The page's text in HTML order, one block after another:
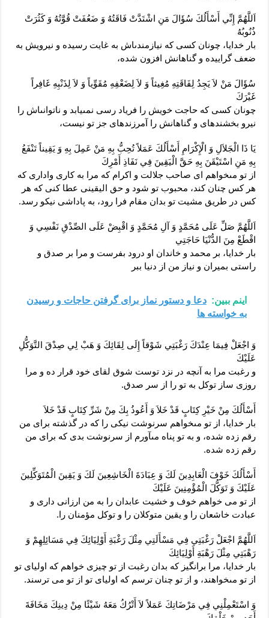
اَللَّهُمَّ إِنِّي أَسْأَلُكَ سُؤَالَ مَنِ اشْتَدَّتْ فَاقَتُهُ وَ ضَعُفَتْ قُوَّتُهُ وَ كَثُرَتْ
ذُنُوبُهُ‏
بار خدايا، چونان كسى كه نيازمندى‏اش به غايت رسيده و نيرويش به
ضعف گراييده و گناهانش افزون شده،
سُؤَالَ مَنْ لاَ يَجِدُ لِفَاقَتِهِ مُغِيثاً وَ لاَ لِضَعْفِهِ مُقَوِّياً وَ لاَ لِذَنْبِهِ غَافِراً
غَيْرَكَ‏
چونان كسى كه حاجت خويش را فرياد رسى نمى‏يابد و ناتوانى‏اش را
نيرو بخشنده‏اى و گناهانش را آمرزنده‏اى جز تو نيست،
يَا ذَا الْجَلاَلِ وَ الْإِكْرَامِ أَسْأَلُكَ عَمَلاً تُحِبُّ بِهِ مَنْ عَمِلَ بِهِ وَ يَقِيناً تَنْفَعُ
بِهِ مَنِ اسْتَيْقَنَ بِهِ حَقَّ الْيَقِينَ فِي نَفَاذِ أَمْرِكَ‏
از تو مى‏خواهم اى صاحب جلالت و اكرام كه مرا به كارى وادارى كه
هر كس چنان كند، محبوب تو شود و حق اليقينى عطا كنى كه هر
كس در طريق مشيت تو بدان مقام فرا رود، به پاداشى نيكو رسد.
اَللَّهُمَّ صَلِّ عَلَى مُحَمَّدٍ وَ آلِ مُحَمَّدٍ وَ اقْبِضْ عَلَى الصِّدْقِ نَفْسِي وَ
اقْطَعْ مِنَ الدُّنْيَا حَاجَتِي‏
بار خدايا، بر محمد و خاندان او درود بفرست و مرا بر صدق و
راستى بميران و نياز من از دنيا ببر
اینم ببین: دعا و دستور نماز برای گرفتن حاجات و رسیدن
به خواسته ها
وَ اجْعَلْ فِيمَا عِنْدَكَ رَغْبَتِي شَوْقاً إِلَى لِقَائِكَ وَ هَبْ لِي صِدْقَ التَّوَكُّلِ
عَلَيْكَ‏
و رغبت مرا به آنچه در نزد توست شوق لقاى خود قرار ده و مرا
روزى ساز توكل به تو را از سر صدق.
أَسْأَلُكَ مِنْ خَيْرِ كِتَابٍ قَدْ خَلاَ وَ أَعُوذُ بِكَ مِنْ شَرِّ كِتَابٍ قَدْ خَلاَ
بار خدايا، از تو مى‏خواهم سرنوشت نيكى را كه در گذشته براى من
رقم زده شده، و به تو پناه مى‏آورم از سرنوشت بدى كه براى من
رقم زده شده.
أَسْأَلُكَ خَوْفَ الْعَابِدِينَ لَكَ وَ عِبَادَةَ الْخَاشِعِينَ لَكَ وَ يَقِينَ الْمُتَوَكِّلِينَ
عَلَيْكَ وَ تَوَكُّلَ الْمُؤْمِنِينَ عَلَيْكَ‏
از تو مى ‏خواهم خوف و خشيت عابدان را به من ارزانى دارى و
عبادت خاشعان را و يقين متوكلان را و توكل مؤمنان را.
اَللَّهُمَّ اجْعَلْ رَغْبَتِي فِي مَسْأَلَتِي مِثْلَ رَغْبَةِ أَوْلِيَائِكَ فِي مَسَائِلِهِمْ وَ
رَهْبَتِي مِثْلَ رَهْبَةِ أَوْلِيَائِكَ‏
بار خدايا، مرا برانگيز كه بدان رغبت از تو چيزى خواهم كه اولياى تو
از تو مى‏خواهند، و از تو چنان ترسم كه اولياى تو از تو مى ‏ترسند.
وَ اسْتَعْمِلْنِي فِي مَرْضَاتِكَ عَمَلاً لاَ أَتْرُكُ مَعَهُ شَيْئًا مِنْ دِينِكَ مَخَافَةَ